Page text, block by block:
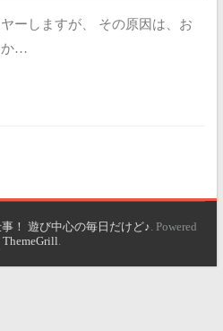
ーしますが、 その原因は、お
か…
！ 遊び中心の毎日だけど♪ . Powered
ThemeGrill